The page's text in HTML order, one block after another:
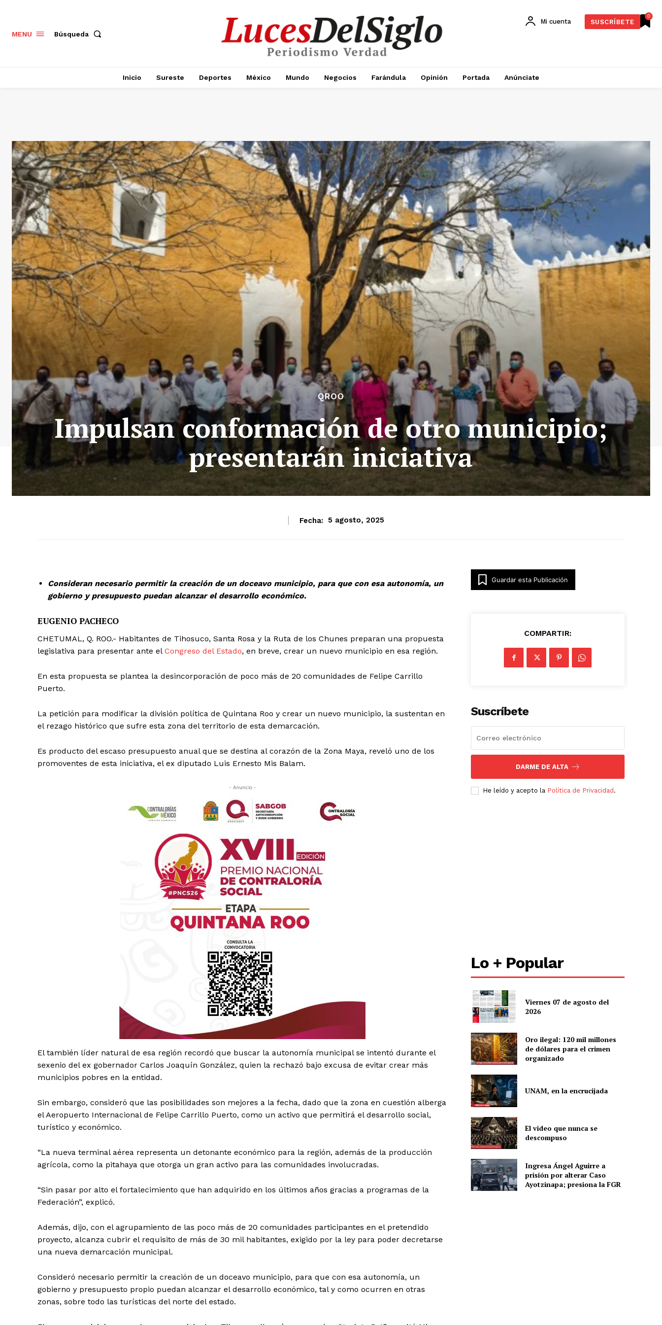
Luces
Del Siglo
Empresa
Política de privacidad
Mi cuenta
MENU Búsqueda
0
Mi cuenta SUSCRÍBETE
Inicio Sureste Deportes México Mundo Negocios Farándula Opinión Portada Anúnciate
QROO
Impulsan conformación de otro municipio;
presentarán iniciativa
Fecha: 5 agosto, 2025
Consideran necesario permitir la creación de un doceavo municipio, para que con esa autonomía, un
gobierno y presupuesto puedan alcanzar el desarrollo económico.
EUGENIO PACHECO
CHETUMAL, Q. ROO.- Habitantes de Tihosuco, Santa Rosa y la Ruta de los Chunes preparan una propuesta
legislativa para presentar ante el Congreso del Estado, en breve, crear un nuevo municipio en esa región.
En esta propuesta se plantea la desincorporación de poco más de 20 comunidades de Felipe Carrillo
Puerto.
La petición para modificar la división política de Quintana Roo y crear un nuevo municipio, la sustentan en
el rezago histórico que sufre esta zona del territorio de esta demarcación.
Es producto del escaso presupuesto anual que se destina al corazón de la Zona Maya, reveló uno de los
promoventes de esta iniciativa, el ex diputado Luis Ernesto Mis Balam.
- Anuncio -
El también líder natural de esa región recordó que buscar la autonomía municipal se intentó durante el
sexenio del ex gobernador Carlos Joaquín González, quien la rechazó bajo excusa de evitar crear más
municipios pobres en la entidad.
Sin embargo, consideró que las posibilidades son mejores a la fecha, dado que la zona en cuestión alberga
el Aeropuerto Internacional de Felipe Carrillo Puerto, como un activo que permitirá el desarrollo social,
turístico y económico.
“La nueva terminal aérea representa un detonante económico para la región, además de la producción
agrícola, como la pitahaya que otorga un gran activo para las comunidades involucradas.
“Sin pasar por alto el fortalecimiento que han adquirido en los últimos años gracias a programas de la
Federación”, explicó.
Además, dijo, con el agrupamiento de las poco más de 20 comunidades participantes en el pretendido
proyecto, alcanza cubrir el requisito de más de 30 mil habitantes, exigido por la ley para poder decretarse
una nueva demarcación municipal.
Consideró necesario permitir la creación de un doceavo municipio, para que con esa autonomía, un
gobierno y presupuesto propio puedan alcanzar el desarrollo económico, tal y como ocurren en otras
zonas, sobre todo las turísticas del norte del estado.
Guardar esta Publicación
COMPARTIR:
Suscríbete
DARME DE ALTA
He leído y acepto la Política de Privacidad .
Lo + Popular
Viernes 07 de agosto del
2026
Oro ilegal: 120 mil millones
de dólares para el crimen
organizado
UNAM, en la encrucijada
El video que nunca se
descompuso
Ingresa Ángel Aguirre a
prisión por alterar Caso
Ayotzinapa; presiona la FGR